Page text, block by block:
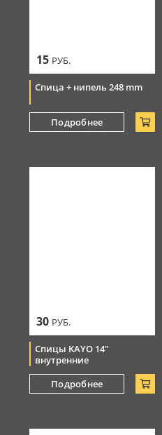
15 РУБ.
Спица + нипель 248 mm
Подробнее
30 РУБ.
Спицы KAYO 14"
внутренние
Подробнее